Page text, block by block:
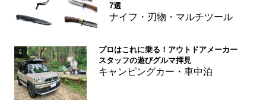
7選
ナイフ・刃物・マルチツール
4
プロはこれに乗る！アウトドアメーカー
スタッフの遊びグルマ拝見
キャンピングカー・車中泊